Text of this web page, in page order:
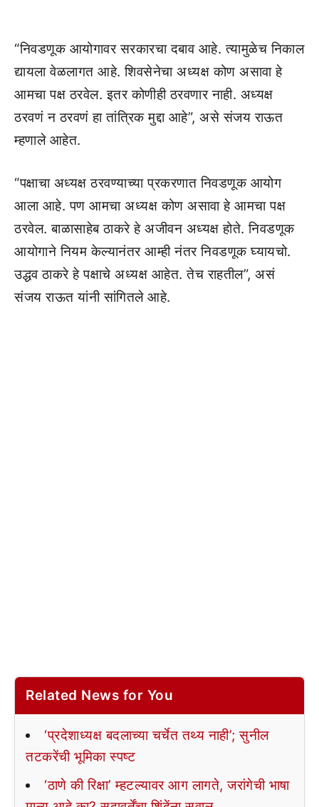
“निवडणूक आयोगावर सरकारचा दबाव आहे. त्यामुळेच निकाल
द्यायला वेळलागत आहे. शिवसेनेचा अध्यक्ष कोण असावा हे
आमचा पक्ष ठरवेल. इतर कोणीही ठरवणार नाही. अध्यक्ष
ठरवणं न ठरवणं हा तांत्रिक मुद्दा आहे”, असे संजय राऊत
म्हणाले आहेत.
“पक्षाचा अध्यक्ष ठरवण्याच्या प्रकरणात निवडणूक आयोग
आला आहे. पण आमचा अध्यक्ष कोण असावा हे आमचा पक्ष
ठरवेल. बाळासाहेब ठाकरे हे अजीवन अध्यक्ष होते. निवडणूक
आयोगाने नियम केल्यानंतर आम्ही नंतर निवडणूक घ्यायचो.
उद्धव ठाकरे हे पक्षाचे अध्यक्ष आहेत. तेच राहतील”, असं
संजय राऊत यांनी सांगितले आहे.
Related News for You
‘प्रदेशाध्यक्ष बदलाच्या चर्चेत तथ्य नाही’; सुनील
तटकरेंची भूमिका स्पष्ट
‘ठाणे की रिक्षा’ म्हटल्यावर आग लागते, जरांगेची भाषा